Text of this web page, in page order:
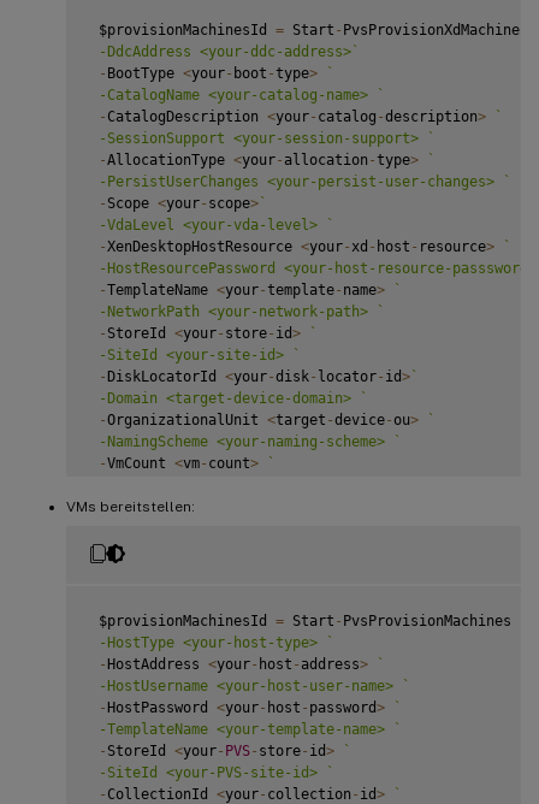
$provisionMachinesId = Start - PvsProvisionXdMachines
-DdcAddress <your-ddc-address>`
- BootType <your- boot -type>
`
-CatalogName <your-catalog-name>
`
- CatalogDescription <your- catalog -description>
`
-SessionSupport <your-session-support>
`
-AllocationType <your- allocation -type>
`
-PersistUserChanges <your-persist-user-changes>
`
- Scope <your- scope>`
-VdaLevel <your-vda-level>
`
-XenDesktopHostResource <your- xd - host - resource>
`
-HostResourcePassword <your-host-resource-
-TemplateName <your-template- name>
`
-NetworkPath <your-network-path>
`
- StoreId <your- store- id>
`
-SiteId <your-site-id>
`
-DiskLocatorId <your-disk- locator- id>`
-Domain <target-device-domain>
`
-OrganizationalUnit <target -device- ou>
`
-NamingScheme <your-naming-scheme>
`
-VmCount <vm- count>
`
-DeviceCpu <
-NameSuffixType
VMs bereitstellen:
$provisionMachinesId = Start - PvsProvisionMachines
-HostType <your-host-type>
`
-HostAddress <your- host - address>
`
-HostUsername <your-host-user-name>
`
-HostPassword <your- host - password>
`
-TemplateName <your-template-name>
`
- StoreId <your- PVS- store- id>
`
-SiteId <your-PVS-site-id>
`
- CollectionId <your- collection - id>
`